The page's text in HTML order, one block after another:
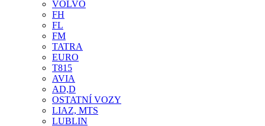
VOLVO
FH
FL
FM
TATRA
EURO
T815
AVIA
AD,D
OSTATNÍ VOZY
LIAZ, MTS
LUBLIN